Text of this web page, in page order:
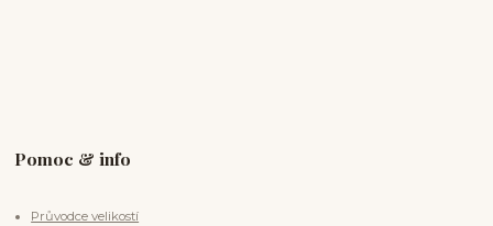
Pomoc & info
Průvodce velikostí